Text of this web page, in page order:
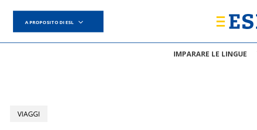
main
content
A PROPOSITO DI ESL
IMPARARE LE LINGUE
VIAGGI